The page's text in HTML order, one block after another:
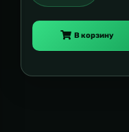
В корзину